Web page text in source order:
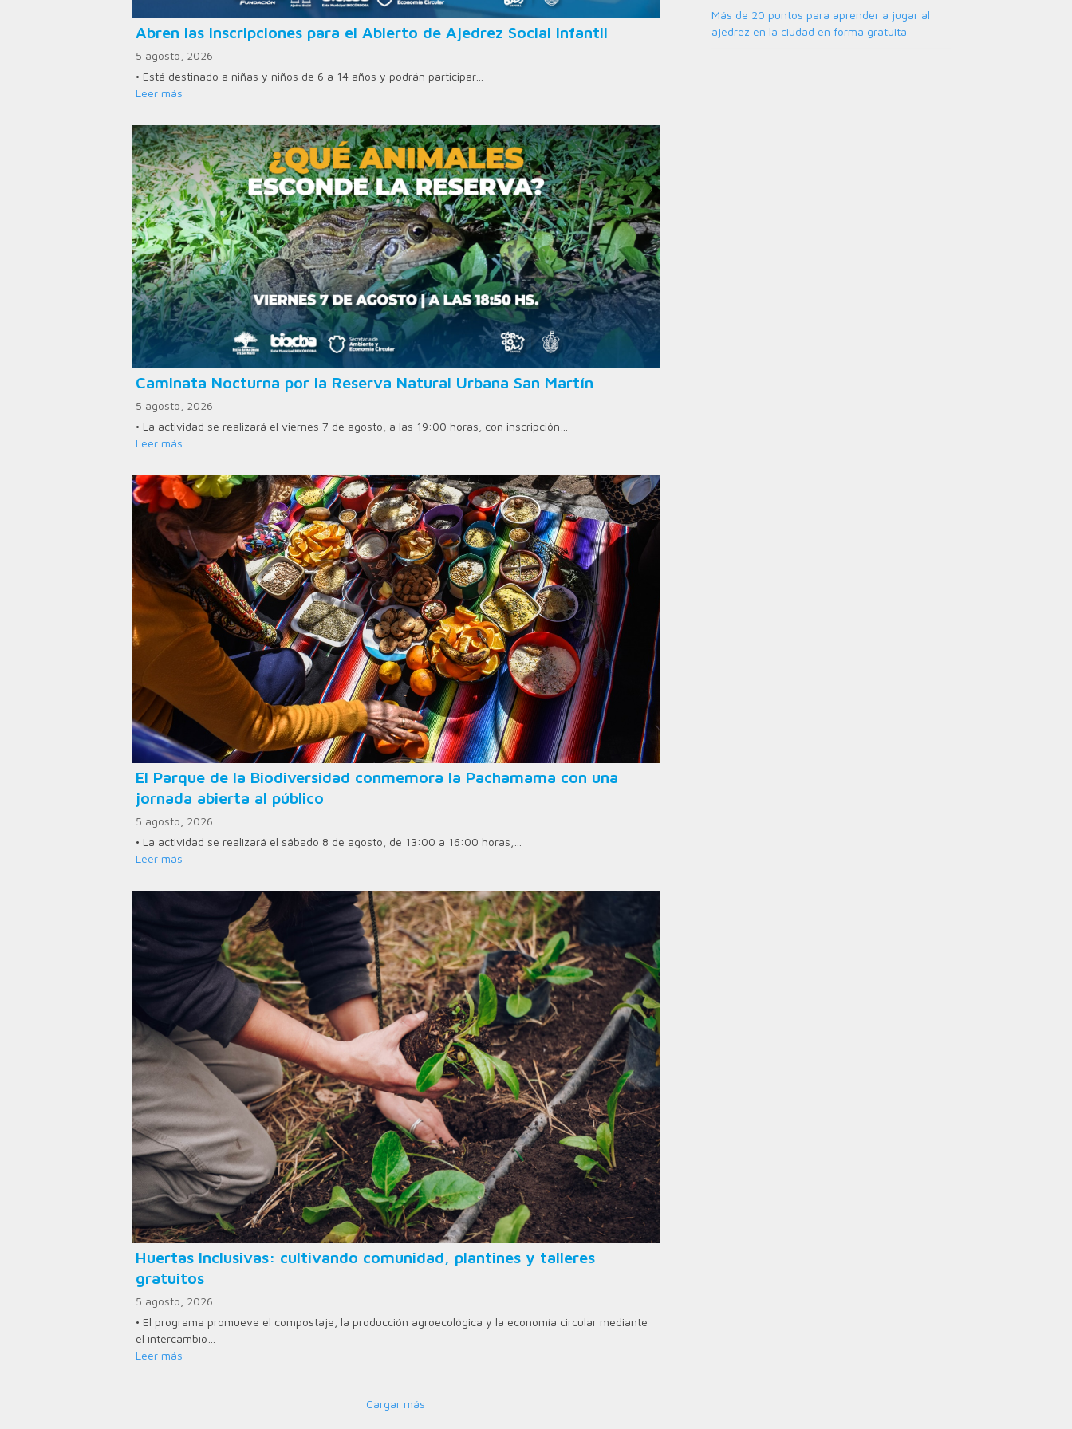
Abren las inscripciones para el Abierto de Ajedrez Social Infantil
5 agosto, 2026
• Está destinado a niñas y niños de 6 a 14 años y podrán participar…
Leer más
Caminata Nocturna por la Reserva Natural Urbana San Martín
5 agosto, 2026
• La actividad se realizará el viernes 7 de agosto, a las 19:00 horas, con inscripción…
Leer más
El Parque de la Biodiversidad conmemora la Pachamama con una
jornada abierta al público
5 agosto, 2026
• La actividad se realizará el sábado 8 de agosto, de 13:00 a 16:00 horas,…
Leer más
Huertas Inclusivas: cultivando comunidad, plantines y talleres
gratuitos
5 agosto, 2026
• El programa promueve el compostaje, la producción agroecológica y la economía circular mediante
el intercambio…
Leer más
Cargar más
Más de 20 puntos para aprender a jugar al
ajedrez en la ciudad en forma gratuita